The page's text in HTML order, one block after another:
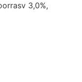
3,0%,